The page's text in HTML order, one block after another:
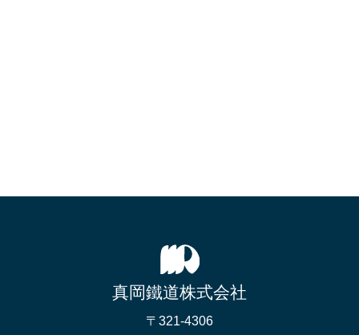
真岡鐵道株式会社
〒321-4306